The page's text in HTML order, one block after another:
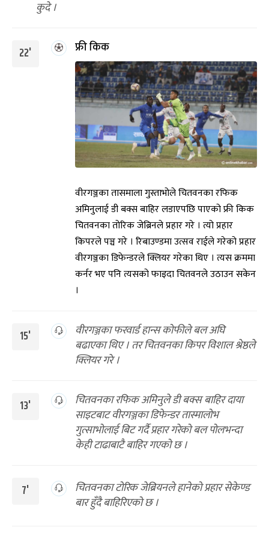
कुदे ।
22' फ्री किक
वीरगञ्जका तासमाला गुस्ताभोले चितवनका रफिक
अमिनुलाई डी बक्स बाहिर लडाएपछि पाएको फ्री किक
चितवनका तोरिक जेब्रिनले प्रहार गरे । त्यो प्रहार
किपरले पञ्च गरे । रिबाउण्डमा उत्सव राईले गरेको प्रहार
वीरगञ्जका डिफेन्डरले क्लियर गरेका थिए । त्यस क्रममा
कर्नर भए पनि त्यसको फाइदा चितवनले उठाउन सकेन
।
15'
वीरगञ्जका फरवार्ड हान्स कोफीले बल अघि
बढाएका थिए । तर चितवनका किपर विशाल श्रेष्ठले
क्लियर गरे ।
13'
चितवनका रफिक अमिनुले डी बक्स बाहिर दाया
साइटबाट वीरगञ्जका डिफेन्डर तास्मालोभ
गुत्साभोलाई बिट गर्दै प्रहार गरेको बल पोलभन्दा
केही टाढाबाटै बाहिर गएको छ ।
7'
चितवनका टोरिक जेब्रियनले हानेको प्रहार सेकेण्ड
बार हुँदै बाहिरिएको छ ।